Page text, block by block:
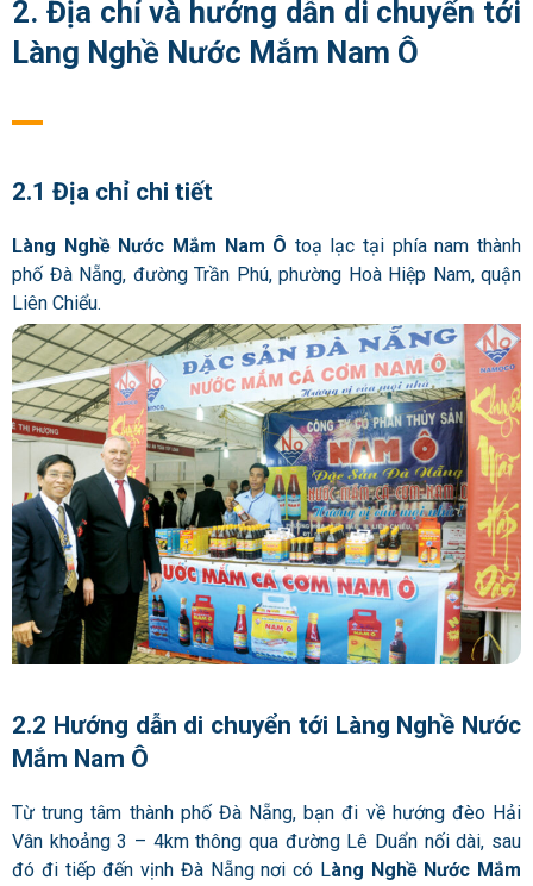
2. Địa chỉ và hướng dẫn di chuyển tới
Làng Nghề Nước Mắm Nam Ô
2.1 Địa chỉ chi tiết
Làng Nghề Nước Mắm Nam Ô toạ lạc tại phía nam thành
phố Đà Nẵng, đường Trần Phú, phường Hoà Hiệp Nam, quận
Liên Chiểu.
2.2 Hướng dẫn di chuyển tới Làng Nghề Nước
Mắm Nam Ô
Từ trung tâm thành phố Đà Nẵng, bạn đi về hướng đèo Hải
Vân khoảng 3 – 4km thông qua đường Lê Duẩn nối dài, sau
đó đi tiếp đến vịnh Đà Nẵng nơi có Làng Nghề Nước Mắm